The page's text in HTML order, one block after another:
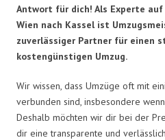
Antwort für dich! Als Experte auf
Wien nach Kassel ist
zuverlässiger Partner für einen
kostengünstigen Umzug.
Wir wissen, dass Umzüge oft mit
verbunden sind, insbesondere
Deshalb möchten wir dir bei der
dir eine transparente und